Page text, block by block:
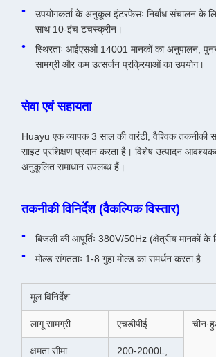
उपयोगकर्ता के अनुकूल इंटरफेसः निर्बाध संचालन के
साथ 10-इंच टचस्क्रीन।
स्थिरताः आईएसओ 14001 मानकों का अनुपालन,
सामग्री और कम उत्सर्जन प्रक्रियाओं का उपयोग।
सेवा एवं सहायता
Huayu एक व्यापक 3 साल की वारंटी, वैश्विक तकनीकी
साइट प्रशिक्षण प्रदान करता है। विशेष उत्पादन
अनुकूलित समाधान उपलब्ध हैं।
तकनीकी विनिर्देश (वैकल्पिक विस्तार)
बिजली की आपूर्तिः 380V/50Hz (क्षेत्रीय मानकों
मोल्ड संगतताः 1-8 गुहा मोल्ड का समर्थन करता है
मूल विनिर्देश
लागू सामग्री एचडीपीई
क्षमता सीमा
200-2000L,